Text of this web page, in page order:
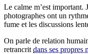
Le calme m’est important.
photographes ont un
fume et les discussions
On parle de relation
retrancrit dans ses propres